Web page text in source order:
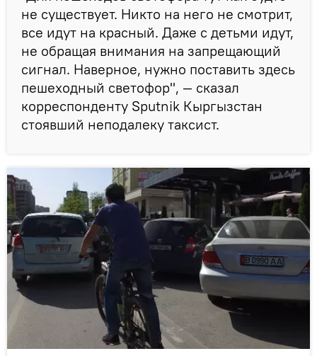
не существует. Никто на него не смотрит,
все идут на красный. Даже с детьми идут,
не обращая внимания на запрещающий
сигнал. Наверное, нужно поставить здесь
пешеходный светофор", — сказал
корреспонденту Sputnik Кыргызстан
стоявший неподалеку таксист.